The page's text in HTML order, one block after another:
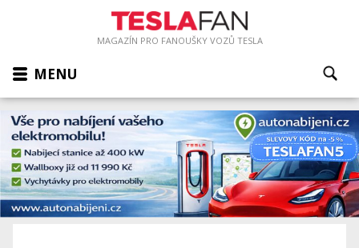
MAGAZÍN PRO FANOUŠKY VOZŮ TESLA
MENU